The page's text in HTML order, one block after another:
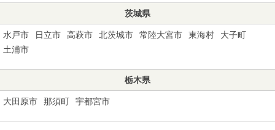
茨城県
水戸市 日立市 高萩市 北茨城市 常陸大宮市 東海村
大子町
土浦市
栃木県
大田原市 那須町 宇都宮市